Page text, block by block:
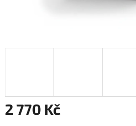
2 770 Kč